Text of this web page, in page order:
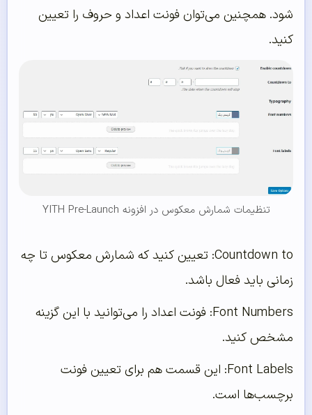
شود. همچنین می‌توان فونت اعداد و حروف را تعیین
کنید.
تنظیمات شمارش معکوس در افزونه YITH Pre-Launch
Countdown to: تعیین کنید که شمارش معکوس تا چه
زمانی باید فعال باشد.
Font Numbers: فونت اعداد را می‌توانید با این گزینه
مشخص کنید.
Font Labels: این قسمت هم برای تعیین فونت
برچسب‌ها است.